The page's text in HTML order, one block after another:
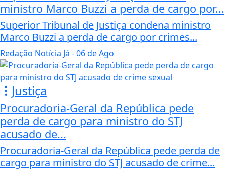
ministro Marco Buzzi a perda de cargo por...
Superior Tribunal de Justiça condena ministro
Marco Buzzi a perda de cargo por crimes...
Redação Notícia Já - 06 de Ago
Justiça
Procuradoria-Geral da República pede
perda de cargo para ministro do STJ
acusado de...
Procuradoria-Geral da República pede perda de
cargo para ministro do STJ acusado de crime...